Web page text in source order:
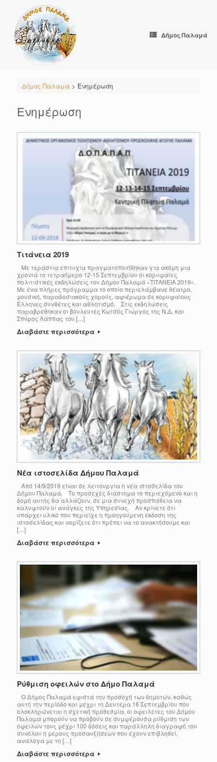
content
Δήμος Παλαμά
Δήμος Παλαμά > Ενημέρωση
Ενημέρωση
Τιτάνεια 2019
Με τεράστια επιτυχία πραγματοποιήθηκαν για ακόμη μια
χρονιά το τετραήμερο 12-15 Σεπτεμβρίου οι κορυφαίες
πολιτιστικές εκδηλώσεις του Δήμου Παλαμά «ΤΙΤΑΝΕΙΑ 2019».
Με ένα πλήρες πρόγραμμα το οποίο περιελάμβανε θέατρο,
μουσική, παραδοσιακούς χορούς, αφιέρωμα σε κορυφαίους
Έλληνες συνθέτες και αθλητισμό. Στις εκδηλώσεις
παραβρέθηκαν οι βουλευτές Κωτσός Γιώργος της Ν.Δ. και
Σπύρος Λάππας του […]
Διαβάστε περισσότερα
Νέα ιστοσελίδα Δήμου Παλαμά
Από 14/9/2019 είναι σε λειτουργία η νέα ιστοσελίδα του
Δήμου Παλαμά. Το προσεχές διάστημα το περιεχόμενο και η
δομή αυτής θα αλλάζουν, σε μια συνεχή προσπάθεια να
καλυφτούν οι ανάγκες της Υπηρεσίας. Αν κρίνετε ότι
υπάρχει υλικό που περιείχε η προηγούμενη έκδοση της
ιστοσελίδας και νομίζετε ότι πρέπει να το ανακτήσουμε και
[…]
Διαβάστε περισσότερα
Ρύθμιση οφειλών στο Δήμο Παλαμά
Ο Δήμος Παλαμά εφιστά την προσοχή των δημοτών, καθώς
αυτή την περίοδο και μέχρι τη Δευτέρα 16 Σεπτεμβρίου που
ολοκληρώνεται η σχετική προθεσμία, οι οφειλέτες του Δήμου
Παλαμά μπορούν να προβούν σε συμφέρουσα ρύθμιση των
οφειλών τους μέχρι 100 δόσεις και παράλληλη διαγραφή του
συνόλου ή μέρους προσαυξήσεων που έχουν επιβληθεί,
ανάλογα με τη […]
Διαβάστε περισσότερα